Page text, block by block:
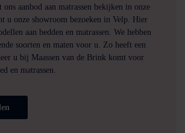
aanbod aan matrassen bekijken in onze
u onze showroom bezoeken in Velp. Hier
aan bedden en matrassen. We hebben
soorten en maten voor u. Zo heeft een
u bij Maassen van de Brink komt voor
en matrassen.